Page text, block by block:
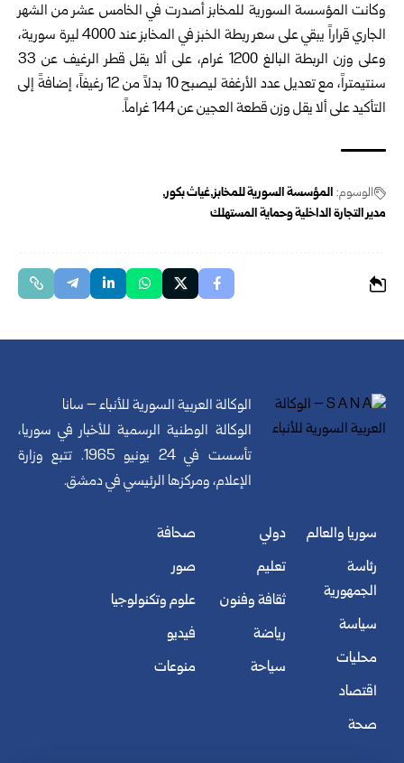
وكانت المؤسسة السورية للمخابز أصدرت في الخامس عشر من الشهر
الجاري قراراً يبقي على سعر ربطة الخبز في المخابز عند 4000 ليرة سورية،
وعلى وزن الربطة البالغ 1200 غرام، على ألا يقل قطر الرغيف عن 33
سنتيمتراً، مع تعديل عدد الأرغفة ليصبح 10 بدلاً من 12 رغيفاً، إضافةً إلى
التأكيد على ألا يقل وزن قطعة العجين عن 144 غراماً.
الوسوم: المؤسسة السورية للمخابز غياث بكور
مدير التجارة الداخلية وحماية المستهلك
الوكالة العربية السورية للأنباء – سانا
الوكالة الوطنية الرسمية للأخبار في سوريا،
تأسست في 24 يونيو 1965. تتبع وزارة
الإعلام، ومركزها الرئيسي في دمشق.
سوريا والعالم
رئاسة
الجمهورية
سياسة
محليات
اقتصاد
صحة
دولي
تعليم
ثقافة وفنون
رياضة
سياحة
صحافة
صور
علوم وتكنولوجيا
فيديو
منوعات